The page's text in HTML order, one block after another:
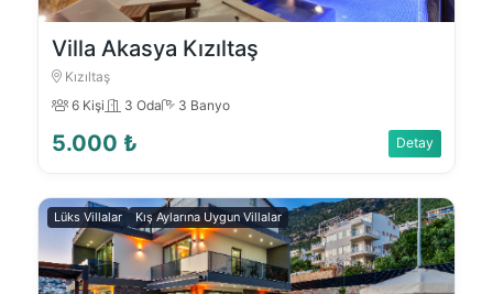
Villa Akasya Kızıltaş
Kızıltaş
6 Kişi
3 Oda 3 Banyo
5.000 ₺ Detay
Lüks Villalar Kış Aylarına Uygun Villalar